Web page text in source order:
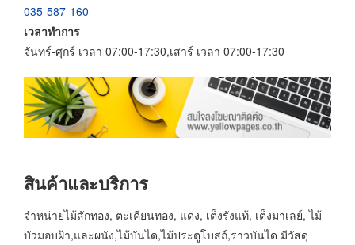
035-587-160
เวลาทำการ
จันทร์-ศุกร์ เวลา 07:00-17:30,เสาร์ เวลา 07:00-17:30
สินค้าและบริการ
จำหน่ายไม้สักทอง, ตะเคียนทอง, แดง, เต็งรังแท้, เต็งมาเลย์, ไม้
บัวมอบฝ้า,และผนัง,ไม้บันได,ไม้ประตูโบสถ์,ราวบันได มีวัสดุ